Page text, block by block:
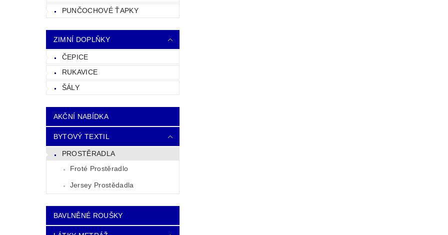
PUNČOCHOVÉ ŤAPKY
ZIMNÍ DOPLŇKY
ČEPICE
RUKAVICE
ŠÁLY
AKČNÍ NABÍDKA
BYTOVÝ TEXTIL
PROSTĚRADLA
Froté Prostěradlo
Jersey Prostědadla
BAVLNĚNÉ ROUŠKY